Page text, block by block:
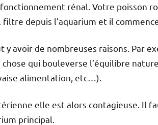
rénal. Votre poisson
depuis l’aquarium et il
y avoir de nombreuses raisons. Par
qui bouleverse l’équilibre
alimentation, etc…).
elle est alors contagieuse. Il
principal.